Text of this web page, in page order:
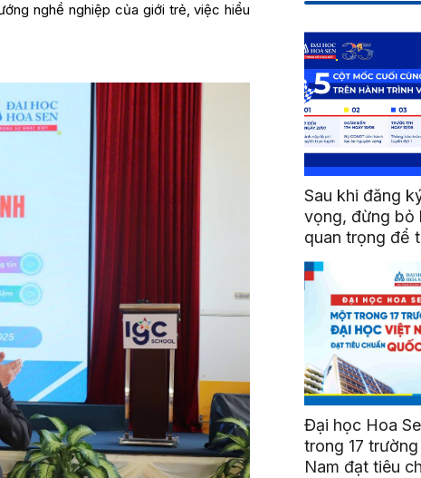
nghề nghiệp của giới trẻ, việc hiểu
Sau khi đăng
vọng, đừng bỏ
quan trọng để
sinh viên HSU
Đại học Hoa
trong 17
Nam đạt tiêu